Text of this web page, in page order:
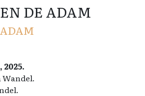
DE ADAM
Wandel.